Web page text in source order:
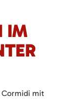
IM
Cormidi mit